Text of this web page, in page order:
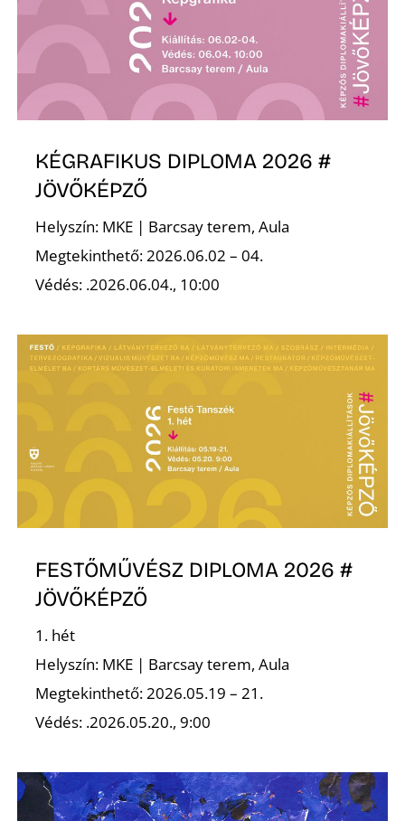
KÉGRAFIKUS DIPLOMA 2026 #
JÖVŐKÉPZŐ
Helyszín: MKE | Barcsay terem, Aula
Megtekinthető: 2026.06.02 – 04.
Védés: .2026.06.04., 10:00
FESTŐMŰVÉSZ DIPLOMA 2026 #
JÖVŐKÉPZŐ
1. hét
Helyszín: MKE | Barcsay terem, Aula
Megtekinthető: 2026.05.19 – 21.
Védés: .2026.05.20., 9:00